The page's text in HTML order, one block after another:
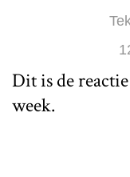
Dit is de
week.